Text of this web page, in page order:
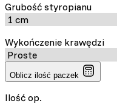
Grubość styropianu
Wykończenie krawędzi
Oblicz ilość paczek
Ilość op.